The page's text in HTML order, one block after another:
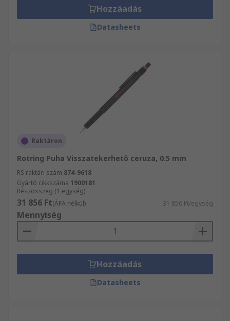
megfeleljenek a legmagasabb szintű minőségi és
munkavédelmi szabványoknak. Válogasson Író-
és rajzeszközök, valamint kiegészítők közül és
100 000 műszaki dokumentumot talál - ezzel
szeretnénk támogatni Önt és vállalatát a
megfelelő termékek kiválasztásában.
Hozzáadás
Datasheets
Raktáron
Rotring Puha Visszatekerhető ceruza, 0.5 mm
RS raktári szám 874-9618
Gyártó cikkszáma 1900181
Részösszeg (1 egység)
31 856 Ft(ÁFA nélkül) 31 856 Ft/egység
Mennyiség
Hozzáadás
Datasheets